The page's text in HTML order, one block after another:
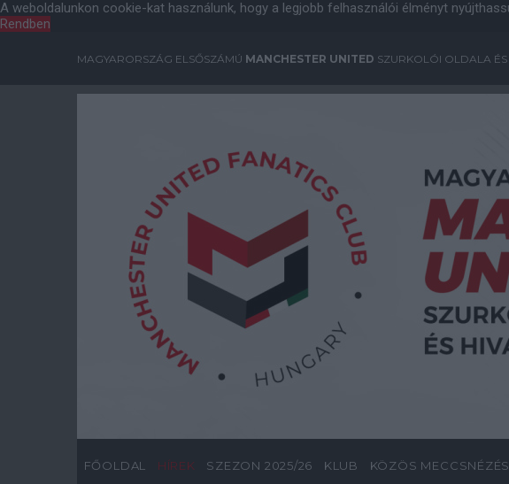
A weboldalunkon cookie-kat használunk, hogy a legjobb felhasználói élményt
Rendben
MAGYARORSZÁG ELSŐSZÁMÚ MANCHESTER UNITED SZURKOLÓI OLDALA
FŐOLDAL HÍREK SZEZON 2025/26 KLUB KÖZÖS MECCSNÉZÉS